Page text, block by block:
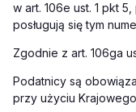
w art. 106e ust. 1 pkt
posługują się tym
Zgodnie z art. 106ga
Podatnicy są
przy użyciu